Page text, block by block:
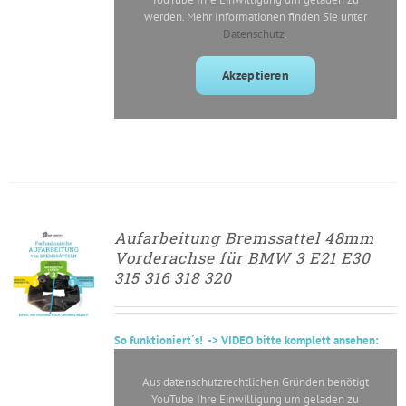
werden. Mehr Informationen finden Sie unter
Datenschutz.
Akzeptieren
► ZUM
AUFARBEITUNGSANTRAG
/
DETAILS
Aufarbeitung Bremssattel 48mm
Vorderachse für BMW 3 E21 E30
315 316 318 320
Sofunktioniert´s! -> VIDEO bitte komplett ansehen:
Aus datenschutzrechtlichen Gründen benötigt
YouTube Ihre Einwilligung um geladen zu